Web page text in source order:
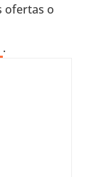
ofertas o
.